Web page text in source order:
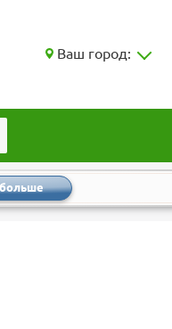
Ваш город: